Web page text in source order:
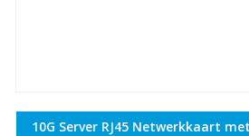
10G Server RJ45 Netwerkkaart